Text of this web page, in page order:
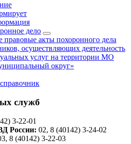
дело
акты похоронного дела
осуществляющих деятельность
услуг на территории МО
округ»
служб
3-22-01
России: 02, 8 (40142) 3-24-02
8 (40142) 3-22-03